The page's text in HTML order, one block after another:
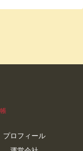
プロフィール